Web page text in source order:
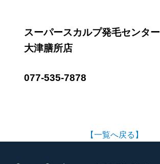
スーパースカルプ発毛センター
大津膳所店
077-535-7878
【一覧へ戻る】